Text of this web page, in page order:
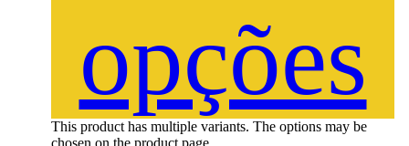
opções
This product has multiple variants. The options may be
chosen on the product page